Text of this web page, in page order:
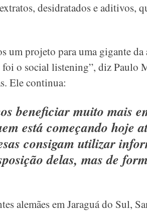
desidratados e aditivos,
um projeto para uma gigante da
o social listening”, diz Paulo
Ele continua:
beneficiar muito mais
está começando hoje
consigam utilizar
delas, mas de
alemães em Jaraguá do Sul,